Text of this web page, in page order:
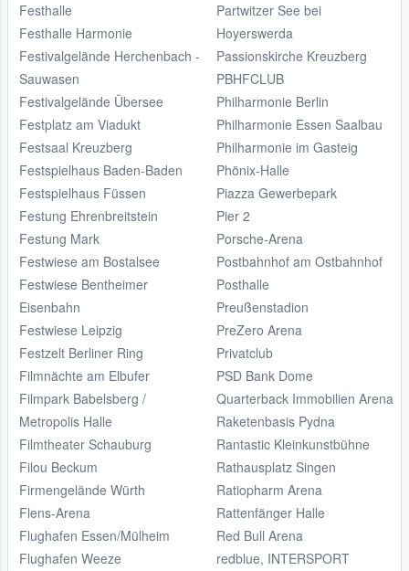
Festhalle
Festhalle Harmonie
Festivalgelände Herchenbach -
Sauwasen
Festivalgelände Übersee
Festplatz am Viadukt
Festsaal Kreuzberg
Festspielhaus Baden-Baden
Festspielhaus Füssen
Festung Ehrenbreitstein
Festung Mark
Festwiese am Bostalsee
Festwiese Bentheimer
Eisenbahn
Festwiese Leipzig
Festzelt Berliner Ring
Filmnächte am Elbufer
Filmpark Babelsberg /
Metropolis Halle
Filmtheater Schauburg
Filou Beckum
Firmengelände Würth
Flens-Arena
Flughafen Essen/Mülheim
Flughafen Weeze
Partwitzer See bei
Hoyerswerda
Passionskirche Kreuzberg
PBHFCLUB
Philharmonie Berlin
Philharmonie Essen Saalbau
Philharmonie im Gasteig
Phönix-Halle
Piazza Gewerbepark
Pier 2
Porsche-Arena
Postbahnhof am Ostbahnhof
Posthalle
Preußenstadion
PreZero Arena
Privatclub
PSD Bank Dome
Quarterback Immobilien Arena
Raketenbasis Pydna
Rantastic Kleinkunstbühne
Rathausplatz Singen
Ratiopharm Arena
Rattenfänger Halle
Red Bull Arena
redblue, INTERSPORT